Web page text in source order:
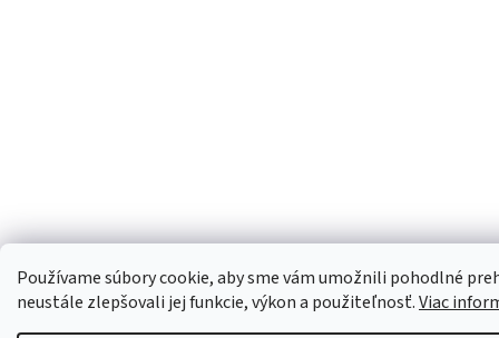
Používame súbory cookie, aby sme vám umožnili pohodlné
neustále zlepšovali jej funkcie, výkon a použiteľnosť.Viac